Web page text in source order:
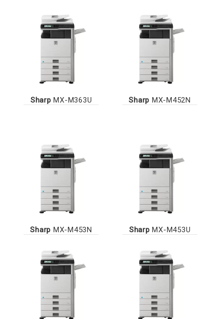
Sharp MX-M363U Sharp MX-M452N
Sharp MX-M453N Sharp MX-M453U